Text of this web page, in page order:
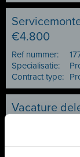
€4.800
Ref nummer:
Specialisatie:
Contract type:
Vacature